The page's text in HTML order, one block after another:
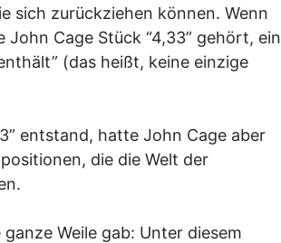
sich zurückziehen können. Wenn
Cage Stück “4,33” gehört, ein
(das heißt, keine einzige
entstand, hatte John Cage aber
die die Welt der
Weile gab: Unter diesem